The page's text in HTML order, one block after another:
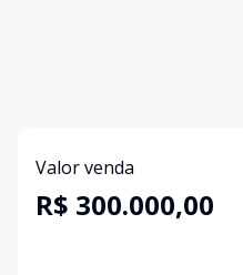
Valor venda
R$ 300.000,00